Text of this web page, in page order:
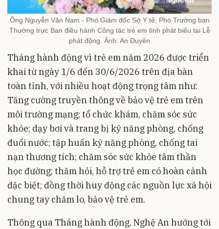
Ông Nguyễn Văn Nam - Phó Giám đốc Sở Y tế, Phó Trưởng ban
Thường trực Ban điều hành Công tác trẻ em tỉnh phát biểu tại Lễ
phát động. Ảnh: An Duyên
Tháng hành động vì trẻ em năm 2026 được triển
khai từ ngày 1/6 đến 30/6/2026 trên địa bàn
toàn tỉnh, với nhiều hoạt động trọng tâm như:
Tăng cường truyền thông về bảo vệ trẻ em trên
môi trường mạng; tổ chức khám, chăm sóc sức
khỏe; dạy bơi và trang bị kỹ năng phòng, chống
đuối nước; tập huấn kỹ năng phòng, chống tai
nạn thương tích; chăm sóc sức khỏe tâm thần
học đường; thăm hỏi, hỗ trợ trẻ em có hoàn cảnh
đặc biệt; đồng thời huy động các nguồn lực xã hội
chung tay chăm lo, bảo vệ trẻ em.
Thông qua Tháng hành động, Nghệ An hướng tới